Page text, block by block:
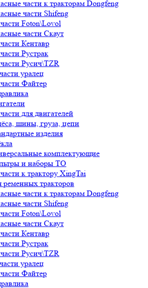
части к тракторам Dongfeng
части Shifeng
Foton\Lovol
части Скаут
Кентавр
Рустрак
Русич\TZR
уралец
Файтер
для двигателей
шины, груза, цепи
изделия
комплектующие
и наборы ТО
к трактору XingTai
ременных тракторов
части к тракторам Dongfeng
части Shifeng
Foton\Lovol
части Скаут
Кентавр
Рустрак
Русич\TZR
уралец
Файтер